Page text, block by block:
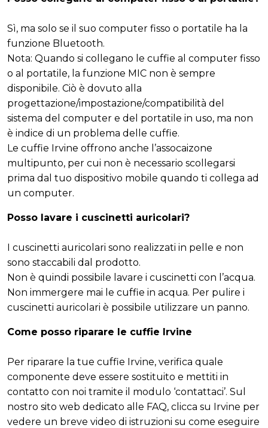
Sì, ma solo se il suo computer fisso o portatile ha la
funzione Bluetooth.
Nota: Quando si collegano le cuffie al computer fisso
o al portatile, la funzione MIC non è sempre
disponibile. Ciò è dovuto alla
progettazione/impostazione/compatibilità del
sistema del computer e del portatile in uso, ma non
è indice di un problema delle cuffie.
Le cuffie Irvine offrono anche l’assocaizone
multipunto, per cui non è necessario scollegarsi
prima dal tuo dispositivo mobile quando ti collega ad
un computer.
Posso lavare i cuscinetti auricolari?
I cuscinetti auricolari sono realizzati in pelle e non
sono staccabili dal prodotto.
Non è quindi possibile lavare i cuscinetti con l’acqua.
Non immergere mai le cuffie in acqua. Per pulire i
cuscinetti auricolari è possibile utilizzare un panno.
Come posso riparare le cuffie Irvine
Per riparare la tue cuffie Irvine, verifica quale
componente deve essere sostituito e mettiti in
contatto con noi tramite il modulo ‘contattaci’. Sul
nostro sito web dedicato alle FAQ, clicca su Irvine per
vedere un breve video di istruzioni su come eseguire